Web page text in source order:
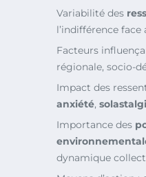
Variabilité des
l’indifférence
Facteurs
régionale, socio-
Impact des
anxiété,
Importance des
dynamique